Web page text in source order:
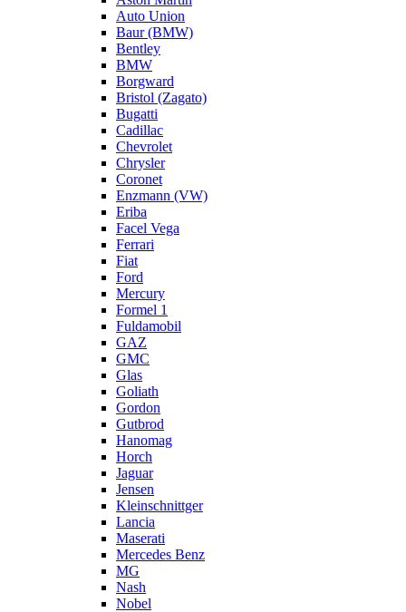
Auto Union
Baur (BMW)
Bentley
BMW
Borgward
Bristol (Zagato)
Bugatti
Cadillac
Chevrolet
Chrysler
Coronet
Enzmann (VW)
Eriba
Facel Vega
Ferrari
Fiat
Ford
Mercury
Formel 1
Fuldamobil
GAZ
GMC
Glas
Goliath
Gordon
Gutbrod
Hanomag
Horch
Jaguar
Jensen
Kleinschnittger
Lancia
Maserati
Mercedes Benz
MG
Nash
Nobel